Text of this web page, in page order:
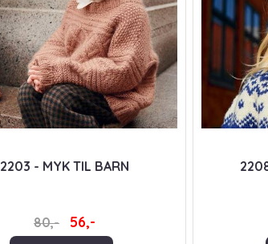
2203 - MYK TIL BARN
80,-
56,-